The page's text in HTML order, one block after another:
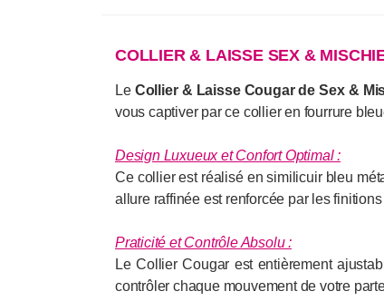
COLLIER & LAISSE SEX &
Le Collier & Laisse Cougar de Sex &
vous captiver par ce collier en fourrure
Design Luxueux et Confort Optimal :
Ce collier est réalisé en similicuir bleu
allure raffinée est renforcée par les
Praticité et Contrôle Absolu :
Le Collier Cougar est entièrement
contrôler chaque mouvement de votre